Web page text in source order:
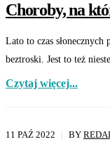
Choroby, na
Lato to czas
beztroski. Jest to też
Czytaj więcej...
11 PAŹ 2022 BY